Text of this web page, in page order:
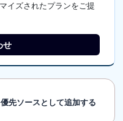
イズされたプランをご提
せ
先ソースとして追加する